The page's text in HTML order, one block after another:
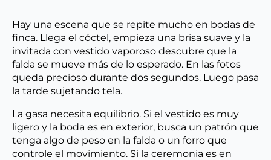
Hay una escena que se repite mucho en bodas de
finca. Llega el cóctel, empieza una brisa suave y la
invitada con vestido vaporoso descubre que la
falda se mueve más de lo esperado. En las fotos
queda precioso durante dos segundos. Luego pasa
la tarde sujetando tela.
La gasa necesita equilibrio. Si el vestido es muy
ligero y la boda es en exterior, busca un patrón que
tenga algo de peso en la falda o un forro que
controle el movimiento. Si la ceremonia es en